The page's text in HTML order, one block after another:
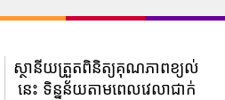
ស្ថានីយត្រួតពិនិត្យគុណភាពខ្យល់
នេះ ទិន្នន័យតាមពេលវេលាជាក់